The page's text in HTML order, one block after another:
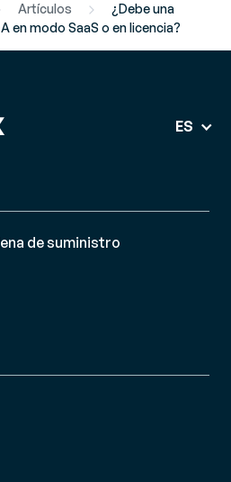
Artículos
¿Debe una
en modo SaaS o en licencia?
ES
de suministro